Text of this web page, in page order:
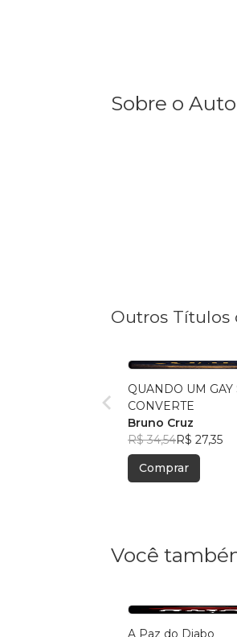
Sobre o
Outros Títulos
QUANDO UM GAY
CONVERTE
Bruno Cruz
R$ 34,54R$ 27,35
Comprar
Você
A Paz do Diabo